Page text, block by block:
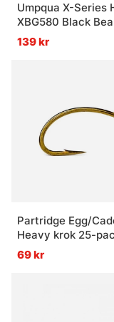
Vad är
Vad är
Vad behöver
Hur väljer
Umpqua X-Series
XBG580 Black
139 kr
Partridge Egg/
Heavy krok 25-
69 kr